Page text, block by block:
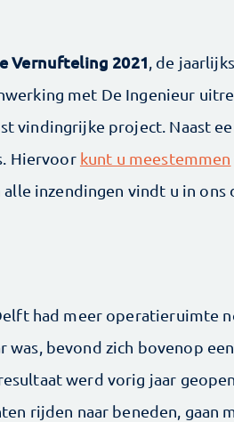
Vernufteling 2021 , de
met De Ingenieur
vindingrijke project. Naast
Hiervoor kunt u meestemmen
alle inzendingen vindt u in ons
had meer operatieruimte
bevond zich bovenop
werd vorig jaar
rijden naar beneden, gaan